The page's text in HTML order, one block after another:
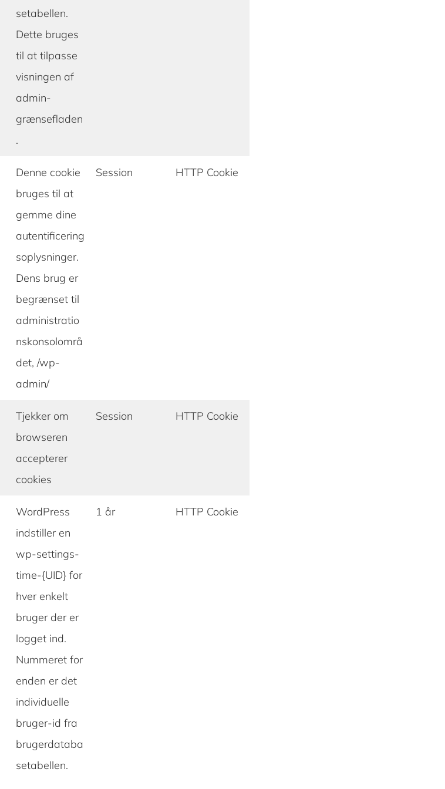
setabellen.
Dette bruges
til at tilpasse
visningen af
admin-
grænsefladen
.
Denne cookie
bruges til at
gemme dine
autentificering
soplysninger.
Dens brug er
begrænset til
administratio
nskonsolområ
det, /wp-
admin/
Session HTTP Cookie
Tjekker om
browseren
accepterer
cookies
Session HTTP Cookie
WordPress
indstiller en
wp-settings-
time-{UID} for
hver enkelt
bruger der er
logget ind.
Nummeret for
enden er det
individuelle
bruger-id fra
brugerdataba
setabellen.
1 år HTTP Cookie